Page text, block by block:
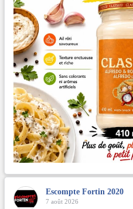
Escompte Fortin 2020
7 août 2026